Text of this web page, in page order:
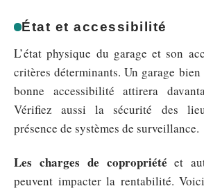
État et accessibilité
L’état physique du garage et son
critères déterminants. Un garage bien
bonne accessibilité attirera
Vérifiez aussi la sécurité des
présence de systèmes de surveillance.
Les charges de copropriété et
peuvent impacter la rentabilité.